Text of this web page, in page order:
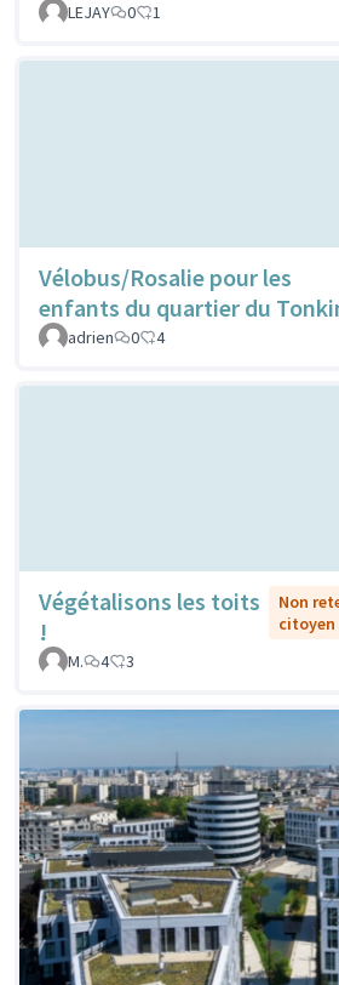
LEJAY
0 1
Vélobus/Rosalie pour les
enfants du quartier du
adrien
0 4
Végétalisons les toits
!
Non
citoyen
M.
4 3